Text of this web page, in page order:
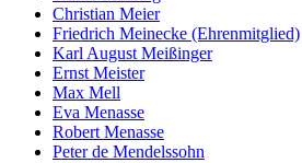
Christian Meier
Friedrich Meinecke (Ehrenmitglied)
Karl August Meißinger
Ernst Meister
Max Mell
Eva Menasse
Robert Menasse
Peter de Mendelssohn